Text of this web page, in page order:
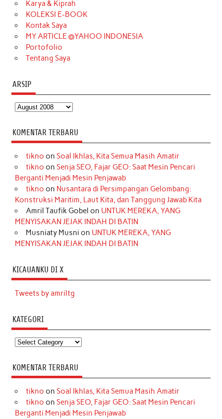
k
a
m
Karya & Kiprah
KOLEKSI E-BOOK
Kontak Saya
MY ARTICLE @YAHOO INDONESIA
Portofolio
Tentang Saya
ARSIP
Arsip
KOMENTAR TERBARU
tikno on Soal Ikhlas, Kita Semua Masih Amatir
tikno on Senja SEO, Fajar GEO: Saat Mesin Pencari
Berganti Menjadi Mesin Penjawab
tikno on Nusantara di Persimpangan Gelombang:
Konstruksi Maritim, Laut Kita, dan Tanggung Jawab Kita
Amril Taufik Gobel on UNTUK MEREKA, YANG
MENYISAKAN JEJAK INDAH DI BATIN
Musniaty Musni on UNTUK MEREKA, YANG
MENYISAKAN JEJAK INDAH DI BATIN
KICAUANKU DI X
Tweets by amriltg
KATEGORI
Kategori
KOMENTAR TERBARU
tikno on Soal Ikhlas, Kita Semua Masih Amatir
tikno on Senja SEO, Fajar GEO: Saat Mesin Pencari
Berganti Menjadi Mesin Penjawab